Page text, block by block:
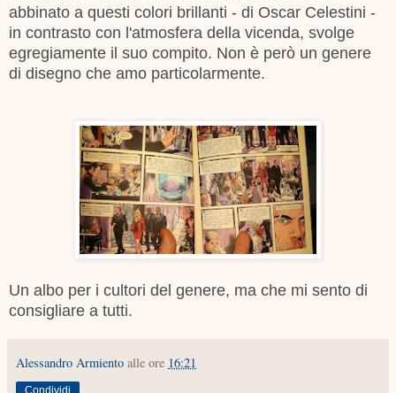
abbinato a questi colori brillanti - di Oscar Celestini -
in contrasto con l'atmosfera della vicenda, svolge
egregiamente il suo compito. Non è però un genere
di disegno che amo particolarmente.
Un albo per i cultori del genere, ma che mi sento di
consigliare a tutti.
Alessandro Armiento alle ore 16:21
Condividi